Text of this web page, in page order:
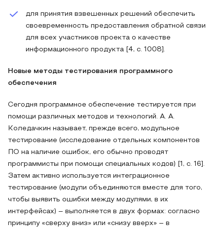
для принятия взвешенных решений обеспечить
своевременность предоставления обратной связи
для всех участников проекта о качестве
информационного продукта [4, с. 1008].
Новые методы тестирования программного
обеспечения
Сегодня программное обеспечение тестируется при
помощи различных методов и технологий. А. А.
Коледачкин называет, прежде всего, модульное
тестирование (исследование отдельных компонентов
ПО на наличие ошибок, его обычно проводят
программисты при помощи специальных кодов) [1, с. 16].
Затем активно используется интеграционное
тестирование (модули объединяются вместе для того,
чтобы выявить ошибки между модулями, в их
интерфейсах) – выполняется в двух формах: согласно
принципу «сверху вниз» или «снизу вверх» – в